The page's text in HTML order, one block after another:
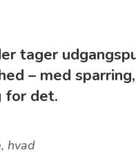
tager
– med
for det.
hvad